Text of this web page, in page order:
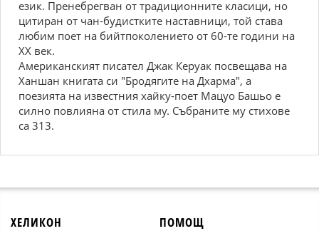
език. Пренебрегван от традиционните класици, но
цитиран от чан-будистките наставници, той става
любим поет на бийтпоколението от 60-те години на
ХХ век.
Американският писател Джак Керуак посвещава на
Ханшан книгата си "Бродягите на Дхарма", а
поезията на известния хайку-поет Мацуо Башьо е
силно повлияна от стила му. Събраните му стихове
са 313.
ХЕЛИКОН ПОМОЩ